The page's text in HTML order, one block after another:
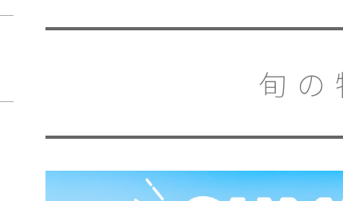
旬の